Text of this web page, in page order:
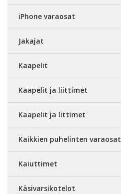
iPhone varaosat
Jakajat
Kaapelit
Kaapelit ja liittimet
Kaapelit ja littimet
Kaikkien puhelinten varaosat
Kaiuttimet
Käsivarsikotelot